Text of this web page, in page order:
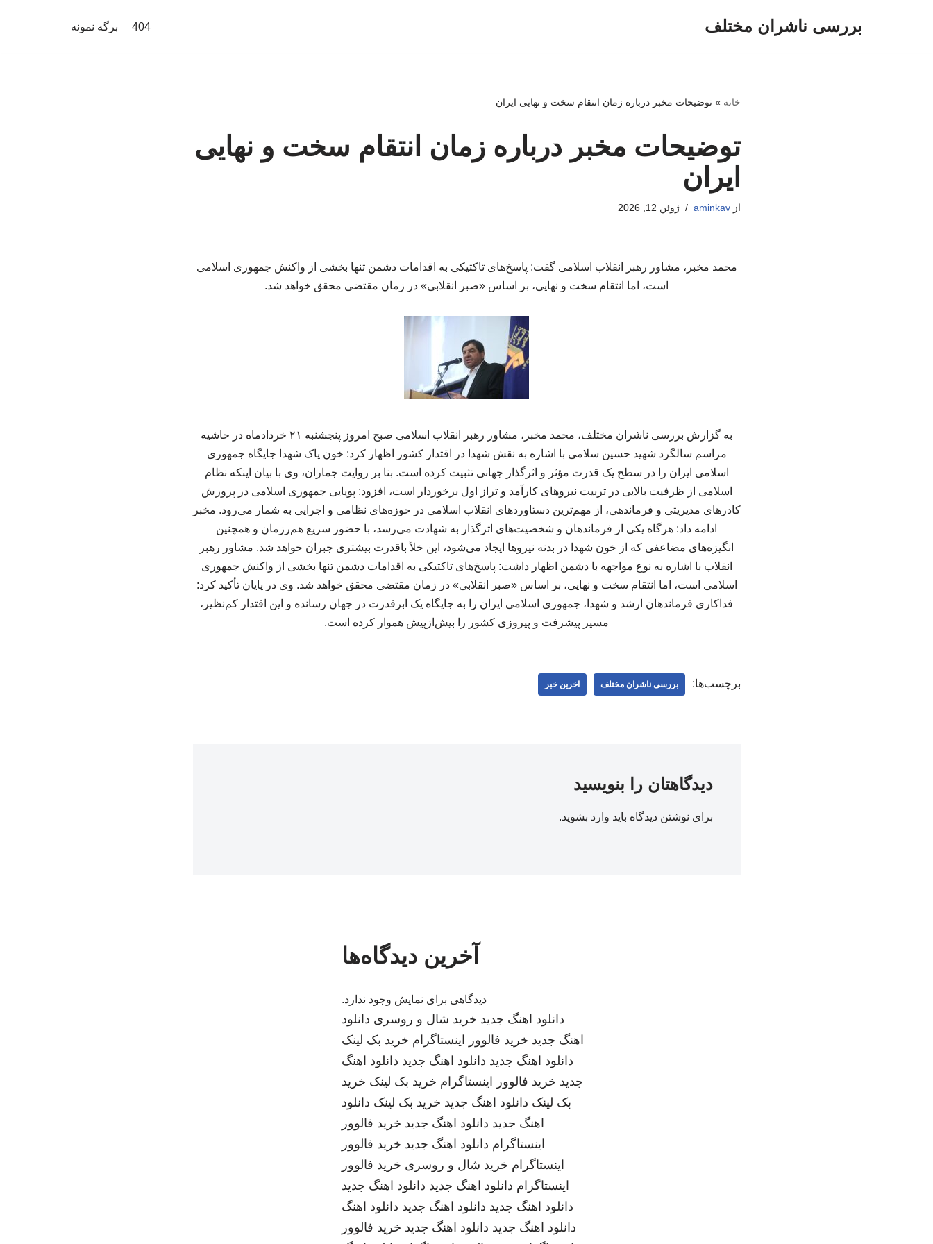
بررسی ناشران مختلف 404 برگه نمونه
خانه »توضیحات مخبر درباره زمان انتقام سخت و نهایی ایران
توضیحات مخبر درباره زمان انتقام سخت و نهایی
ایران
ازaminkav ژوئن 12, 2026
محمد مخبر، مشاور رهبر انقلاب اسلامی گفت: پاسخ‌های تاکتیکی به اقدامات دشمن تنها بخشی از واکنش جمهوری اسلامی
است، اما انتقام سخت و نهایی، بر اساس «صبر انقلابی» در زمان مقتضی محقق خواهد شد.
به گزارش بررسی ناشران مختلف، محمد مخبر، مشاور رهبر انقلاب اسلامی صبح امروز پنجشنبه ۲۱ خردادماه در حاشیه
مراسم سالگرد شهید حسین سلامی با اشاره به نقش شهدا در اقتدار کشور اظهار کرد: خون پاک شهدا جایگاه جمهوری
اسلامی ایران را در سطح یک قدرت مؤثر و اثرگذار جهانی تثبیت کرده است. بنا بر روایت جماران، وی با بیان اینکه نظام
اسلامی از ظرفیت بالایی در تربیت نیروهای کارآمد و تراز اول برخوردار است، افزود: پویایی جمهوری اسلامی در پرورش
کادرهای مدیریتی و فرماندهی، از مهم‌ترین دستاوردهای انقلاب اسلامی در حوزه‌های نظامی و اجرایی به شمار می‌رود. مخبر
ادامه داد: هرگاه یکی از فرماندهان و شخصیت‌های اثرگذار به شهادت می‌رسد، با حضور سریع هم‌رزمان و همچنین
انگیزه‌های مضاعفی که از خون شهدا در بدنه نیروها ایجاد می‌شود، این خلأ باقدرت بیشتری جبران خواهد شد. مشاور رهبر
انقلاب با اشاره به نوع مواجهه با دشمن اظهار داشت: پاسخ‌های تاکتیکی به اقدامات دشمن تنها بخشی از واکنش جمهوری
اسلامی است، اما انتقام سخت و نهایی، بر اساس «صبر انقلابی» در زمان مقتضی محقق خواهد شد. وی در پایان تأکید کرد:
فداکاری فرماندهان ارشد و شهدا، جمهوری اسلامی ایران را به جایگاه یک ابرقدرت در جهان رسانده و این اقتدار کم‌نظیر،
مسیر پیشرفت و پیروزی کشور را بیش‌ازپیش هموار کرده است.
برچسب‌ها: بررسی ناشران مختلف اخرین خبر
دیدگاهتان را بنویسید
برای نوشتن دیدگاه باید وارد بشوید.
آخرین دیدگاه‌ها
دیدگاهی برای نمایش وجود ندارد.
دانلود اهنگ جدید خرید شال و روسری دانلود
اهنگ جدید خرید فالوور اینستاگرام خرید بک لینک
دانلود اهنگ جدید دانلود اهنگ جدید دانلود اهنگ
جدید خرید فالوور اینستاگرام خرید بک لینک خرید
بک لینک دانلود اهنگ جدید خرید بک لینک دانلود
اهنگ جدید دانلود اهنگ جدید خرید فالوور
اینستاگرام دانلود اهنگ جدید خرید فالوور
اینستاگرام خرید شال و روسری خرید فالوور
اینستاگرام دانلود اهنگ جدید دانلود اهنگ جدید
دانلود اهنگ جدید دانلود اهنگ جدید دانلود اهنگ
دانلود اهنگ جدید دانلود اهنگ جدید خرید فالوور